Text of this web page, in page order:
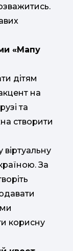
«Мапу
дітям
на
та
створити
За
корисну